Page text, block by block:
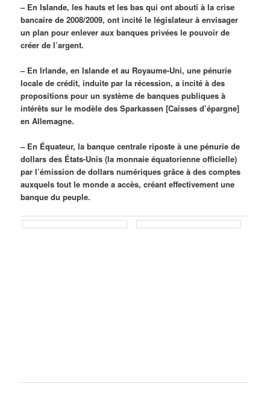
– En Islande, les hauts et les bas qui ont abouti à la crise
bancaire de 2008/2009, ont incité le législateur à envisager
un plan pour enlever aux banques privées le pouvoir de
créer de l’argent.
– En Irlande, en Islande et au Royaume-Uni, une pénurie
locale de crédit, induite par la récession, a incité à des
propositions pour un système de banques publiques à
intérêts sur le modèle des Sparkassen [Caisses d’épargne]
en Allemagne.
– En Équateur, la banque centrale riposte à une pénurie de
dollars des États-Unis (la monnaie équatorienne officielle)
par l’émission de dollars numériques grâce à des comptes
auxquels tout le monde a accès, créant effectivement une
banque du peuple.